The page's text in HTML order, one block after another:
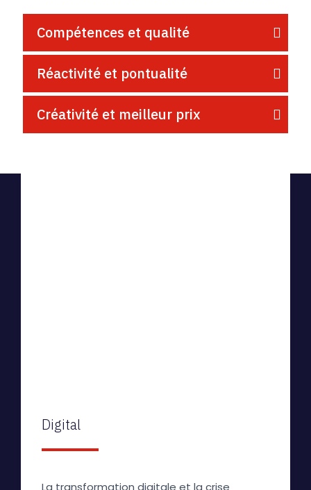
Compétences et qualité
Réactivité et pontualité
Créativité et meilleur prix
Digital
La transformation digitale et la crise